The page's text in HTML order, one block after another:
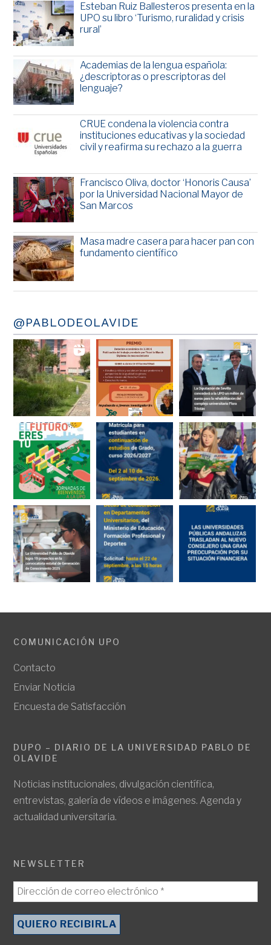
Esteban Ruiz Ballesteros presenta en la
UPO su libro ‘Turismo, ruralidad y crisis
rural’
Academias de la lengua española:
¿descriptoras o prescriptoras del
lenguaje?
CRUE condena la violencia contra
instituciones educativas y la sociedad
civil y reafirma su rechazo a la guerra
Francisco Oliva, doctor ‘Honoris Causa’
por la Universidad Nacional Mayor de
San Marcos
Masa madre casera para hacer pan con
fundamento científico
@PABLODEOLAVIDE
COMUNICACIÓN UPO
Contacto
Enviar Noticia
Encuesta de Satisfacción
DUPO – DIARIO DE LA UNIVERSIDAD PABLO DE
OLAVIDE
Noticias institucionales, divulgación científica,
entrevistas, galería de vídeos e imágenes. Agenda y
actualidad universitaria.
NEWSLETTER